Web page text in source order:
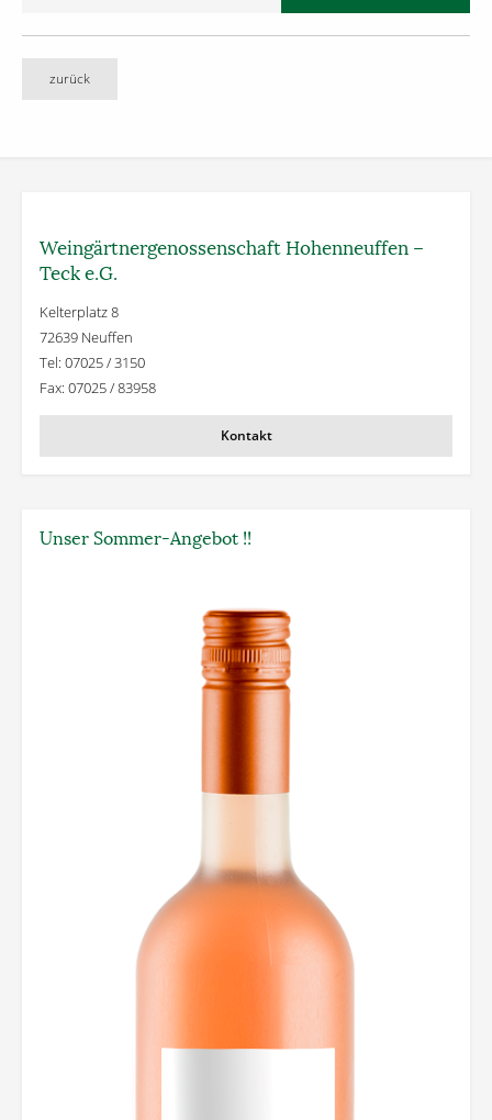
zurück
Weingärtner­genossenschaft Hohenneuffen –
Teck e.G.
Kelterplatz 8
72639 Neuffen
Tel: 07025 / 3150
Fax: 07025 / 83958
Kontakt
Unser Sommer-Angebot !!